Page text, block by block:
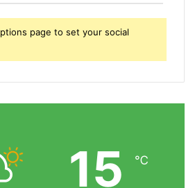
page to set your social
15 ℃